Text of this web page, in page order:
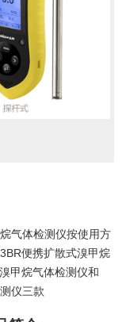
气体检测仪按使用方
便携扩散式溴甲烷
甲烷气体检测仪和
仪三款